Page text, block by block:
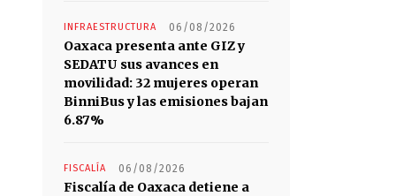
INFRAESTRUCTURA 06/08/2026
Oaxaca presenta ante GIZ y
SEDATU sus avances en
movilidad: 32 mujeres operan
BinniBus y las emisiones bajan
6.87%
FISCALÍA 06/08/2026
Fiscalía de Oaxaca detiene a